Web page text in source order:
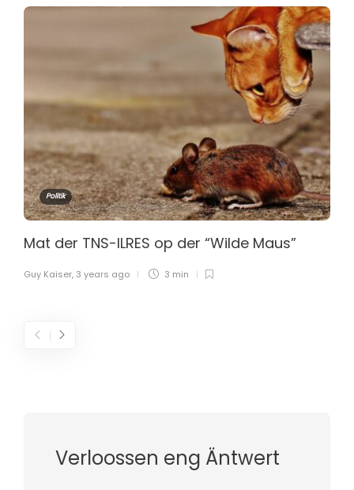
Politik
Mat der TNS-ILRES op der “Wilde Maus”
Guy Kaiser, 3 years ago 3 min
Verloossen eng Äntwert